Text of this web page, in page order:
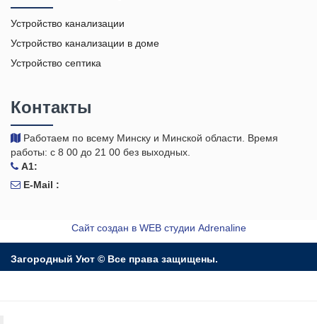
Устройство канализации
Устройство канализации в доме
Устройство септика
Контакты
Работаем по всему Минску и Минской области. Время
работы: с 8 00 до 21 00 без выходных.
A1:
E-Mail :
Сайт создан в WEB студии Adrenaline
Загородный Уют © Все права защищены.